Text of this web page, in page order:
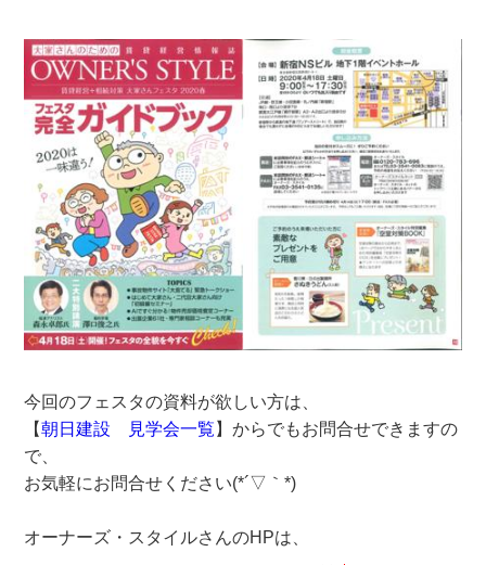
今回のフェスタの資料が欲しい方は、
【朝日建設 見学会一覧 】からでもお問合せできますの
で、
お気軽にお問合せください(*´▽｀*)
オーナーズ・スタイルさんのHPは、